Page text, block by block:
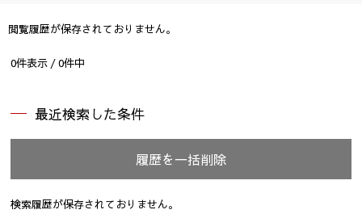
閲覧履歴が保存されておりません。
0件表示 /0件中
最近検索した条件
履歴を一括削除
検索履歴が保存されておりません。